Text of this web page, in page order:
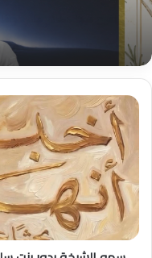
الشيف اليوناني
أفضل علامة
س
ش
ة